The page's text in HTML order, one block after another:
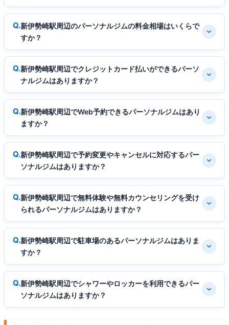
新伊勢崎駅周辺のパーソナルジムの料金相場はいくらで
すか？
新伊勢崎駅周辺でクレジットカード払いができるパーソ
ナルジムはありますか？
新伊勢崎駅周辺でWeb予約できるパーソナルジムはあり
ますか？
新伊勢崎駅周辺で予約変更やキャンセルに対応するパー
ソナルジムはありますか？
新伊勢崎駅周辺で無料体験や無料カウンセリングを受け
られるパーソナルジムはありますか？
新伊勢崎駅周辺で駐車場のあるパーソナルジムはありま
すか？
新伊勢崎駅周辺でシャワーやロッカーを利用できるパー
ソナルジムはありますか？